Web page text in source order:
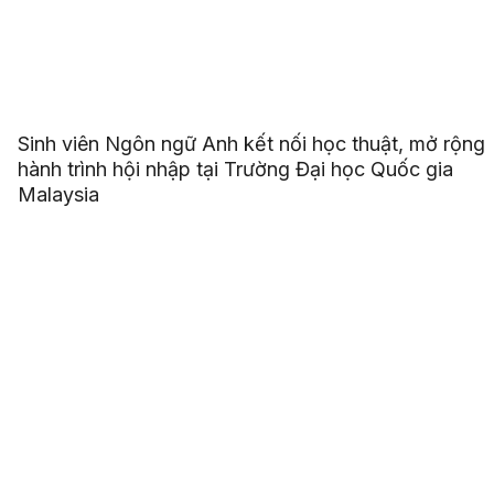
Sinh viên Ngôn ngữ Anh kết nối học thuật, mở rộng
hành trình hội nhập tại Trường Đại học Quốc gia
Malaysia